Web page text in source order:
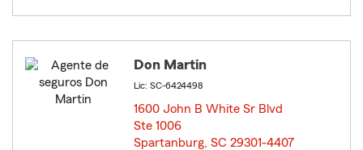
Don Martin
Lic: SC-6424498
1600 John B White Sr Blvd
Ste 1006
Spartanburg, SC 29301-4407